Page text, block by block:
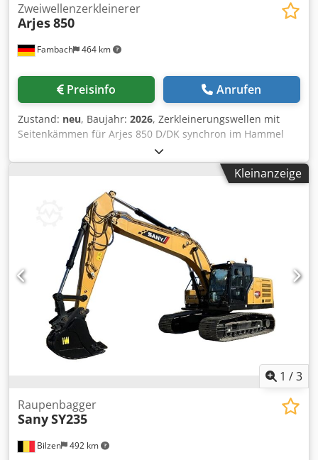
Fambach 464 km
Zweiwellenzerkleinerer
Arjes850
Preisinfo Anrufen
Zustand: neu, Baujahr: 2026, Zerkleinerungswellen mit
Seitenkämmen für Arjes 850 D/DK synchron im Hammel
Design 6tlg 9-9- Scheiben für Holz / Grünschnitt / Müll /
Gewerbemüll / Reifen usw Credpfxeyt Icxo Agqof -- NEU --
Kleinanzeige
1 /3
Bilzen 492 km
Raupenbagger
SanySY235